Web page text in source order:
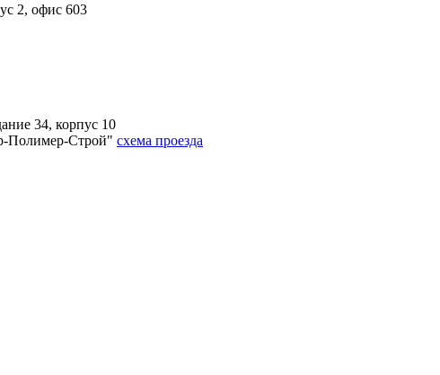
2, офис 603
34, корпус 10
Полимер-Строй" схема проезда